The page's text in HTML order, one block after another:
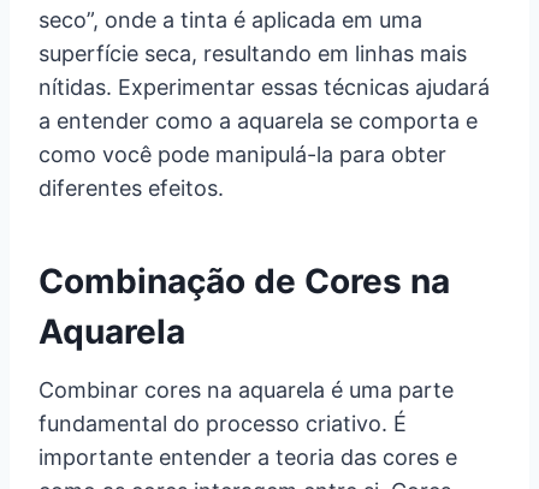
seco”, onde a tinta é aplicada em uma
superfície seca, resultando em linhas mais
nítidas. Experimentar essas técnicas ajudará
a entender como a aquarela se comporta e
como você pode manipulá-la para obter
diferentes efeitos.
Combinação de Cores na
Aquarela
Combinar cores na aquarela é uma parte
fundamental do processo criativo. É
importante entender a teoria das cores e